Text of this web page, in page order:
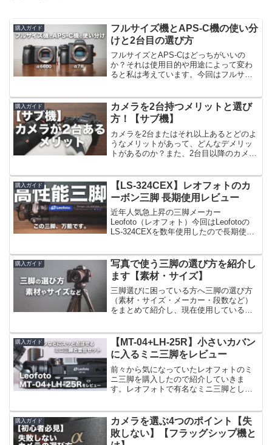
購入ガイド
フルサイズ機とAPS-C機の使い分
けと2台目の選び方
フルサイズとAPS-Cはどっちがいいの
か？それは使用目的や用途によって変わ
ると私は考えています。今回はフルサイ
らカメラを買おうと検討している方も参
考にしてください！
購入ガイド
カメラを2台持つメリットと選び
方！【サブ機】
カメラを2台またはそれ以上あるとどのよ
うなメリットがあって、どんなデメリッ
トがあるのか？また、2台目以降のカメラ
事を参考にしていただければ幸いです。
購入ガイド
【LS-324CEX】レオフォトのカ
ーボン三脚 長期使用レビュー
近年人気急上昇の三脚メーカー
Leofoto（レオフォト）今回はLeofotoの
LS-324CEXを数年使用したので長期使用
します。三脚選びで悩んでいる方の参考
になれば幸いです。
購入ガイド
写真で使う三脚の選び方を紹介し
ます【素材・サイズ】
三脚選びに困っている方へ三脚の選び方
（素材・サイズ・メーカー・段数など）
をまとめて紹介し、現在使用しているレ
のか参考にしていただけると幸いです。
購入ガイド
【MT-04+LH-25R】小さいカバン
に入るミニ三脚をレビュー
前々から気になっていたレオフォトのミ
ニ三脚を購入したので紹介していきま
す。レオフォトで有名なミニ三脚として
（LH-25R）がセットになったものを選択
しました。
購入ガイド
カメラを選ぶ4つのポイント【失
敗しない】【フラッグシップ機と